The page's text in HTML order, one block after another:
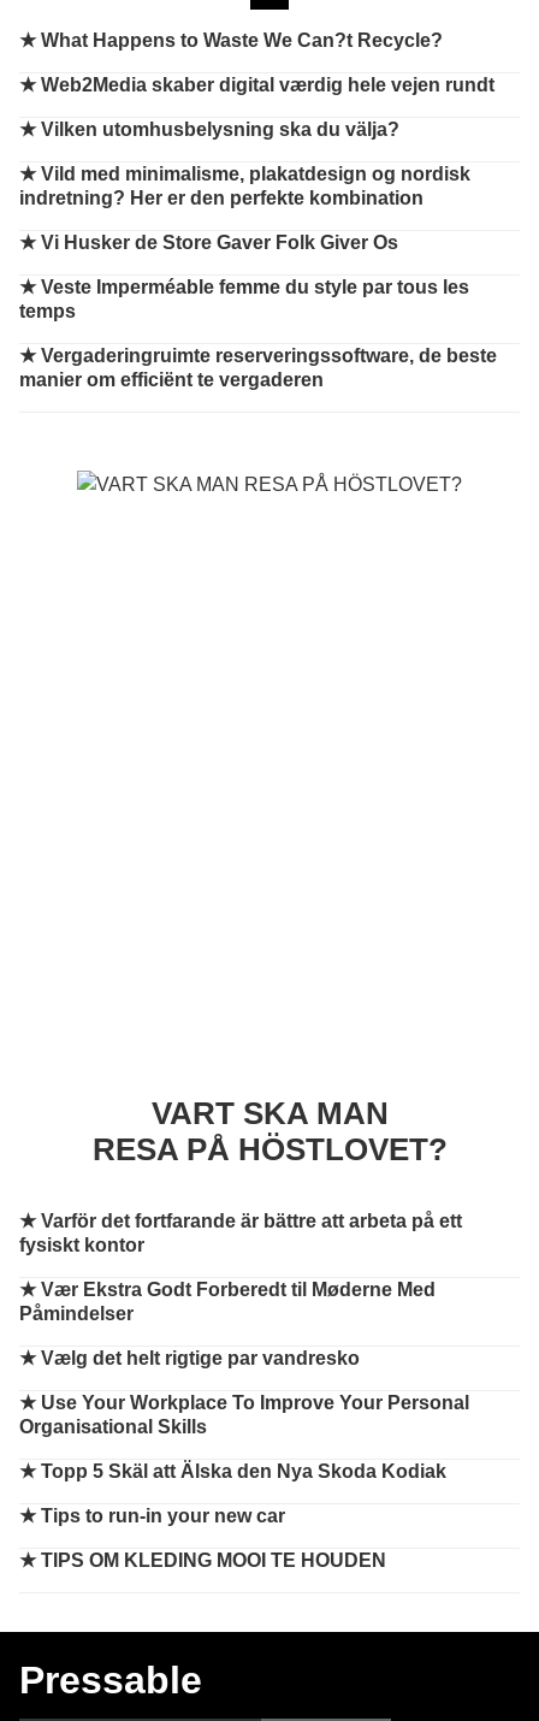
★What Happens to Waste We Can?t Recycle?
★Web2Media skaber digital værdig hele vejen rundt
★Vilken utomhusbelysning ska du välja?
★Vild med minimalisme, plakatdesign og nordisk
indretning? Her er den perfekte kombination
★Vi Husker de Store Gaver Folk Giver Os
★Veste Imperméable femme du style par tous les
temps
★Vergaderingruimte reserveringssoftware, de beste
manier om efficiënt te vergaderen
VART SKA MAN
RESA PÅ HÖSTLOVET?
★Varför det fortfarande är bättre att arbeta på ett
fysiskt kontor
★Vær Ekstra Godt Forberedt til Møderne Med
Påmindelser
★Vælg det helt rigtige par vandresko
★ Use Your Workplace To Improve Your Personal
Organisational Skills
★Topp 5 Skäl att Älska den Nya Skoda Kodiak
★Tips to run-in your new car
★TIPS OM KLEDING MOOI TE HOUDEN
Pressable